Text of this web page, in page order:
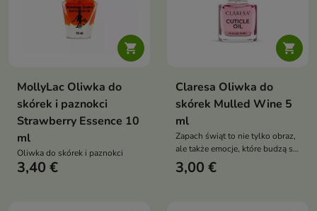

MollyLac Oliwka do
skórek i paznokci
Strawberry Essence 10
ml
Oliwka do skórek i paznokci
3,40 €

Claresa Oliwka do
skórek Mulled Wine 5
ml
Zapach świąt to nie tylko obraz,
ale także emocje, które budzą się
w wyobraźni dzięki nim
3,00 €